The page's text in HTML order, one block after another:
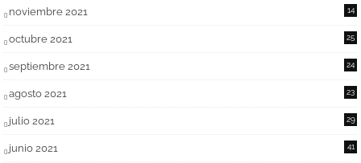
noviembre 2021 14
octubre 2021 25
septiembre 2021 24
agosto 2021 23
julio 2021 29
junio 2021 41